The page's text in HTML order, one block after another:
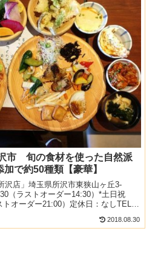
市 旬の食材を使った自然派
で約50種類【豪華】
沢店」埼玉県所沢市東狭山ヶ丘3-
（ラストオーダー14:30）*土日祝
オーダー21:00）定休日：なしTEL：
2018.08.30